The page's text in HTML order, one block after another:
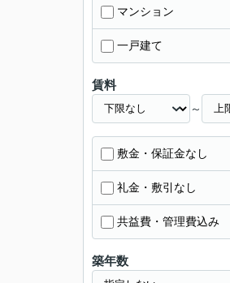
マンション
一戸建て
賃料
～
敷金・保証金なし
礼金・敷引なし
共益費・管理費込み
築年数